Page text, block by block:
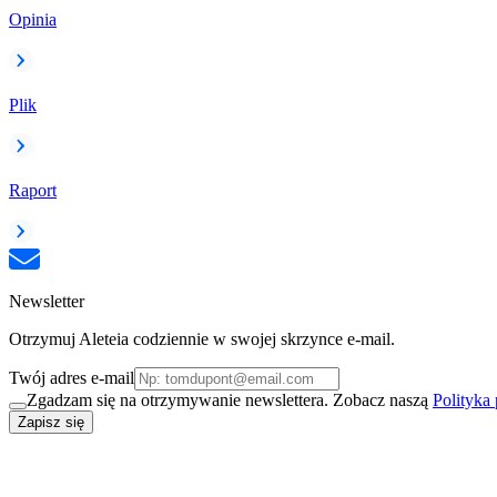
Opinia
Plik
Raport
Newsletter
Otrzymuj Aleteia codziennie w swojej skrzynce e-mail.
Twój adres e-mail
Zgadzam się na otrzymywanie newslettera. Zobacz naszą Polityka
Zapisz się